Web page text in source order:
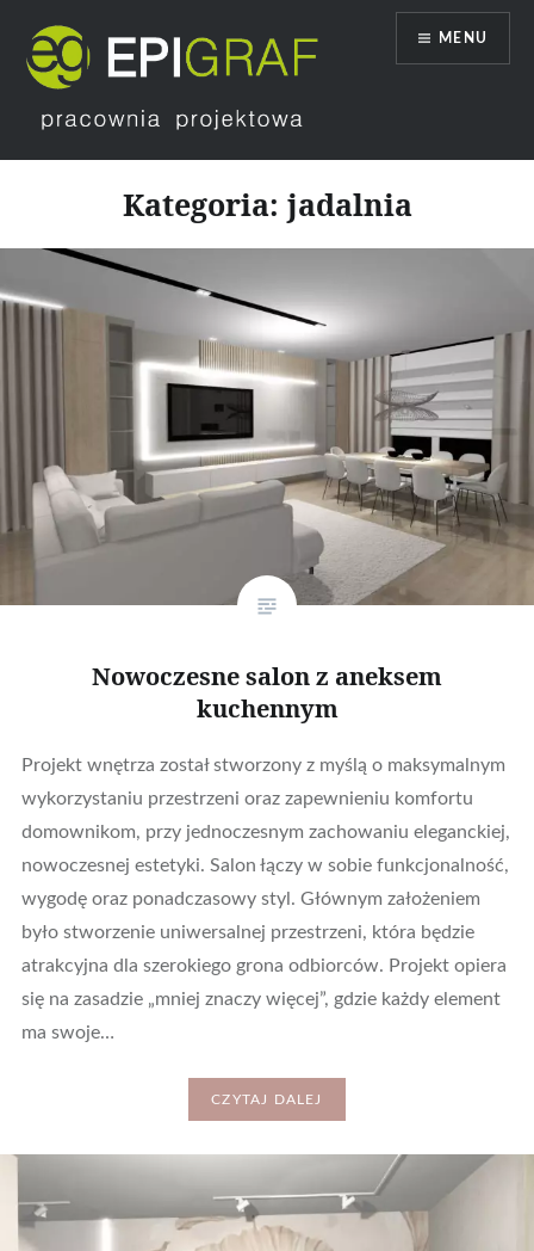
treści
Epigraf
MENU
Kategoria: jadalnia
Nowoczesne salon z aneksem
kuchennym
Projekt wnętrza został stworzony z myślą o maksymalnym
wykorzystaniu przestrzeni oraz zapewnieniu komfortu
domownikom, przy jednoczesnym zachowaniu eleganckiej,
nowoczesnej estetyki. Salon łączy w sobie funkcjonalność,
wygodę oraz ponadczasowy styl. Głównym założeniem
było stworzenie uniwersalnej przestrzeni, która będzie
atrakcyjna dla szerokiego grona odbiorców. Projekt opiera
się na zasadzie „mniej znaczy więcej”, gdzie każdy element
ma swoje…
CZYTAJ DALEJ